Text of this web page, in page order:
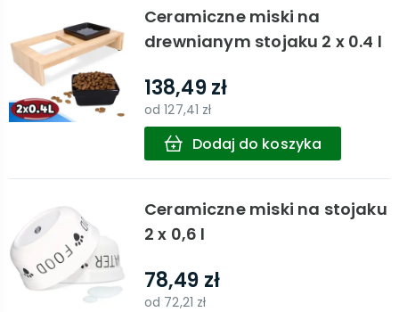
Ceramiczne miski na
drewnianym stojaku 2 x 0.4 l
138,49 zł
od127,41 zł
Dodaj do koszyka
Ceramiczne miski na stojaku
2 x 0,6 l
78,49 zł
od 72,21 zł